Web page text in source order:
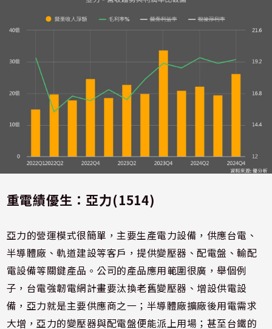
重電績優生：亞力(1514)
亞力的營運模式很簡單，主要生產電力設備，供應台電、
半導體廠、軌道建設等客戶，提供變壓器、配電盤、輸配
電設備等關鍵產品。公司的產品應用範圍很廣，舉個例
子，台電強韌電網計畫要汰換老舊變壓器、增設供電設
備，亞力就是主要供應商之一；半導體廠擴廠後用電需求
大增，亞力的變壓器與配電盤便能派上用場；甚至台鐵的